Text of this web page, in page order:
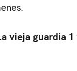
vieja guardia 1